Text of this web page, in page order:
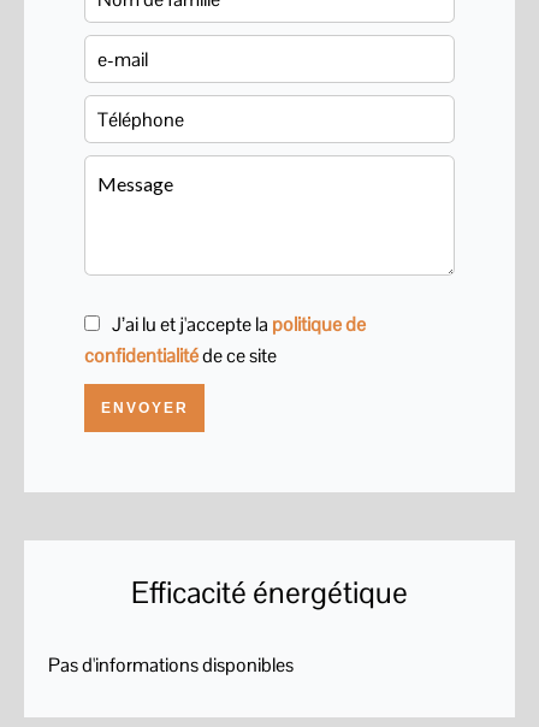
J’ai lu et j'accepte la politique de
confidentialitéde ce site
ENVOYER
Efficacité énergétique
Pas d'informations disponibles